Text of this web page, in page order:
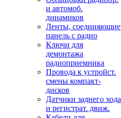
и автомоб.
динамиков
Ленты, соединяющие
панель с радио
Ключи для
демонтажа
радиоприемника
Провода к устройст.
смены компакт-
дисков
Датчики заднего хода
и регистрат. движ.